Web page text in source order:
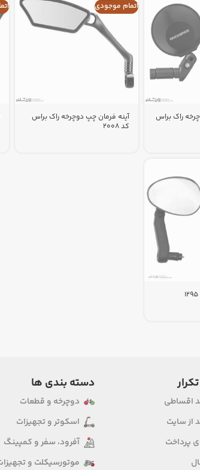
راک براس
اتمام موجودی
آینه فرمان چپ دوچرخه راک براس
کد 2008
اقساطی
از سایت
پرداخت
دسته بندی ها
دوچرخه و قطعات
اسکوتر و تجهیزات
آفرود، سفر و کمپینگ
موتورسیکلت و